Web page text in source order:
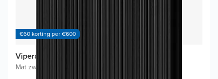
€60 korting per €600
Vipera Mares design radiator
Mat zwart